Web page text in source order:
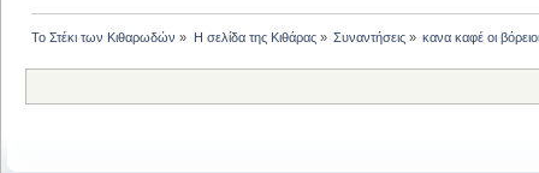
Το Στέκι των Κιθαρωδών » Η σελίδα της Κιθάρας» Συναντήσεις» κανα καφέ οι